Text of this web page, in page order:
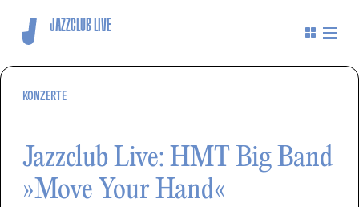
JAZZCLUB LIVE
KONZERTE
Jazzclub Live: HMT Big Band
»Move Your Hand«